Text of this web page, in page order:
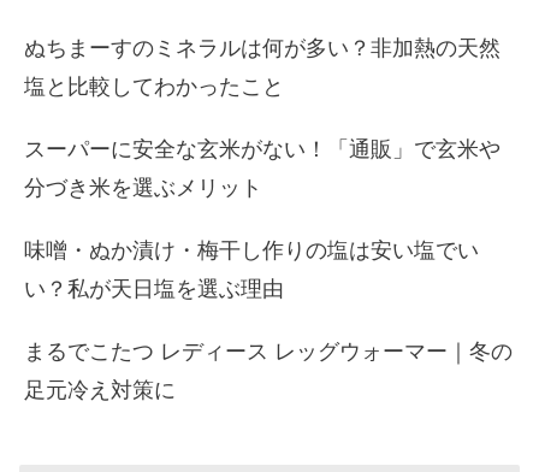
ぬちまーすのミネラルは何が多い？非加熱の天然
塩と比較してわかったこと
スーパーに安全な玄米がない！「通販」で玄米や
分づき米を選ぶメリット
味噌・ぬか漬け・梅干し作りの塩は安い塩でい
い？私が天日塩を選ぶ理由
まるでこたつ レディース レッグウォーマー｜冬の
足元冷え対策に